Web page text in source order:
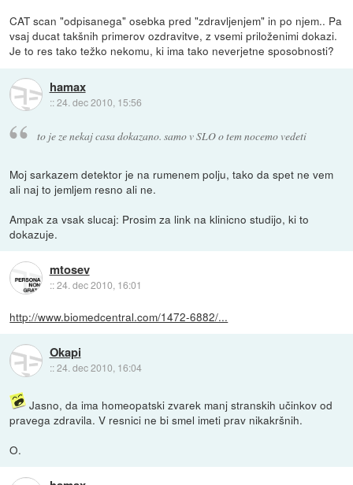
CAT scan "odpisanega" osebka pred "zdravljenjem" in po njem.. Pa
vsaj ducat takšnih primerov ozdravitve, z vsemi priloženimi dokazi.
Je to res tako težko nekomu, ki ima tako neverjetne sposobnosti?
hamax
::24. dec 2010, 15:56
to je ze nekaj casa dokazano. samo v SLO o tem nocemo vedeti
Moj sarkazem detektor je na rumenem polju, tako da spet ne vem
ali naj to jemljem resno ali ne.
Ampak za vsak slucaj: Prosim za link na klinicno studijo, ki to
dokazuje.
mtosev
::24. dec 2010, 16:01
http://www.biomedcentral.com/1472-6882/...
Okapi
::24. dec 2010, 16:04
Jasno, da ima homeopatski zvarek manj stranskih učinkov od
pravega zdravila. V resnici ne bi smel imeti prav nikakršnih.
O.